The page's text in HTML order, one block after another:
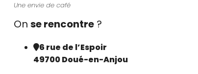
Une envie de café
On se rencontre ?
6 rue de l’Espoir
49700 Doué-en-Anjou